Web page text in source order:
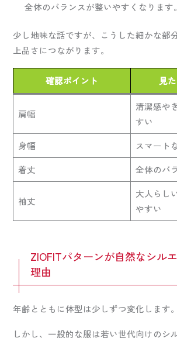
全体のバランスが整いやすくなります。
少し地味な話ですが、こうした細かな部
上品さにつながります。
確認ポイント 見
肩幅
清潔感や
すい
身幅
スマート
着丈
全体のバ
袖丈
大人らし
やすい
ZIOFITパターンが自然なシル
理由
年齢とともに体型は少しずつ変化します。
しかし、一般的な服は若い世代向けのシ